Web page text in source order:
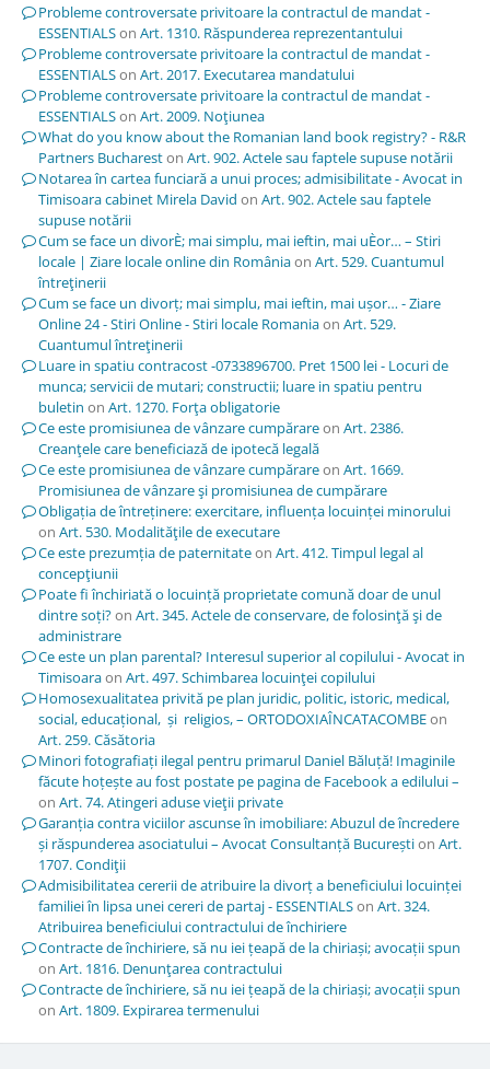
Probleme controversate privitoare la contractul de mandat -
ESSENTIALSon Art. 1310. Răspunderea reprezentantului
Probleme controversate privitoare la contractul de mandat -
ESSENTIALSon Art. 2017. Executarea mandatului
Probleme controversate privitoare la contractul de mandat -
ESSENTIALSon Art. 2009. Noţiunea
What do you know about the Romanian land book registry? - R&R
Partners Buchareston Art. 902. Actele sau faptele supuse notării
Notarea în cartea funciară a unui proces; admisibilitate - Avocat in
Timisoara cabinet Mirela David on Art. 902. Actele sau faptele
supuse notării
Cum se face un divorÈ; mai simplu, mai ieftin, mai uÈor… – Stiri
locale | Ziare locale online din Româniaon Art. 529. Cuantumul
întreţinerii
Cum se face un divorț; mai simplu, mai ieftin, mai ușor… - Ziare
Online 24 - Stiri Online - Stiri locale Romaniaon Art. 529.
Cuantumul întreţinerii
Luare in spatiu contracost -0733896700. Pret 1500 lei - Locuri de
munca; servicii de mutari; constructii; luare in spatiu pentru
buletin on Art. 1270. Forţa obligatorie
Ce este promisiunea de vânzare cumpărareon Art. 2386.
Creanţele care beneficiază de ipotecă legală
Ce este promisiunea de vânzare cumpărareon Art. 1669.
Promisiunea de vânzare şi promisiunea de cumpărare
Obligația de întreținere: exercitare, influența locuinței minorului
on Art. 530. Modalităţile de executare
Ce este prezumția de paternitateon Art. 412. Timpul legal al
concepţiunii
Poate fi închiriată o locuință proprietate comună doar de unul
dintre soți?on Art. 345. Actele de conservare, de folosinţă şi de
administrare
Ce este un plan parental? Interesul superior al copilului - Avocat in
Timisoaraon Art. 497. Schimbarea locuinţei copilului
Homosexualitatea privită pe plan juridic, politic, istoric, medical,
social, educațional, și religios, – ORTODOXIAÎNCATACOMBEon
Art. 259. Căsătoria
Minori fotografiați ilegal pentru primarul Daniel Băluță! Imaginile
făcute hoțește au fost postate pe pagina de Facebook a edilului –
on Art. 74. Atingeri aduse vieţii private
Garanția contra viciilor ascunse în imobiliare: Abuzul de încredere
și răspunderea asociatului – Avocat Consultanță Bucureștion Art.
1707. Condiţii
Admisibilitatea cererii de atribuire la divorț a beneficiului locuinței
familiei în lipsa unei cereri de partaj - ESSENTIALSon Art. 324.
Atribuirea beneficiului contractului de închiriere
Contracte de închiriere, să nu iei țeapă de la chiriași; avocații spun
on Art. 1816. Denunţarea contractului
Contracte de închiriere, să nu iei țeapă de la chiriași; avocații spun
on Art. 1809. Expirarea termenului